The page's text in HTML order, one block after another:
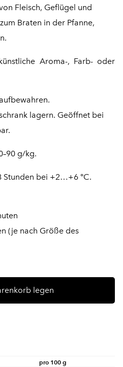
pro 100 g
Fleisch, Geflügel und
Braten in der Pfanne,
Aroma-, Farb- oder
lagern. Geöffnet bei
g/kg.
Stunden bei +2…+6 °C.
(je nach Größe des
legen